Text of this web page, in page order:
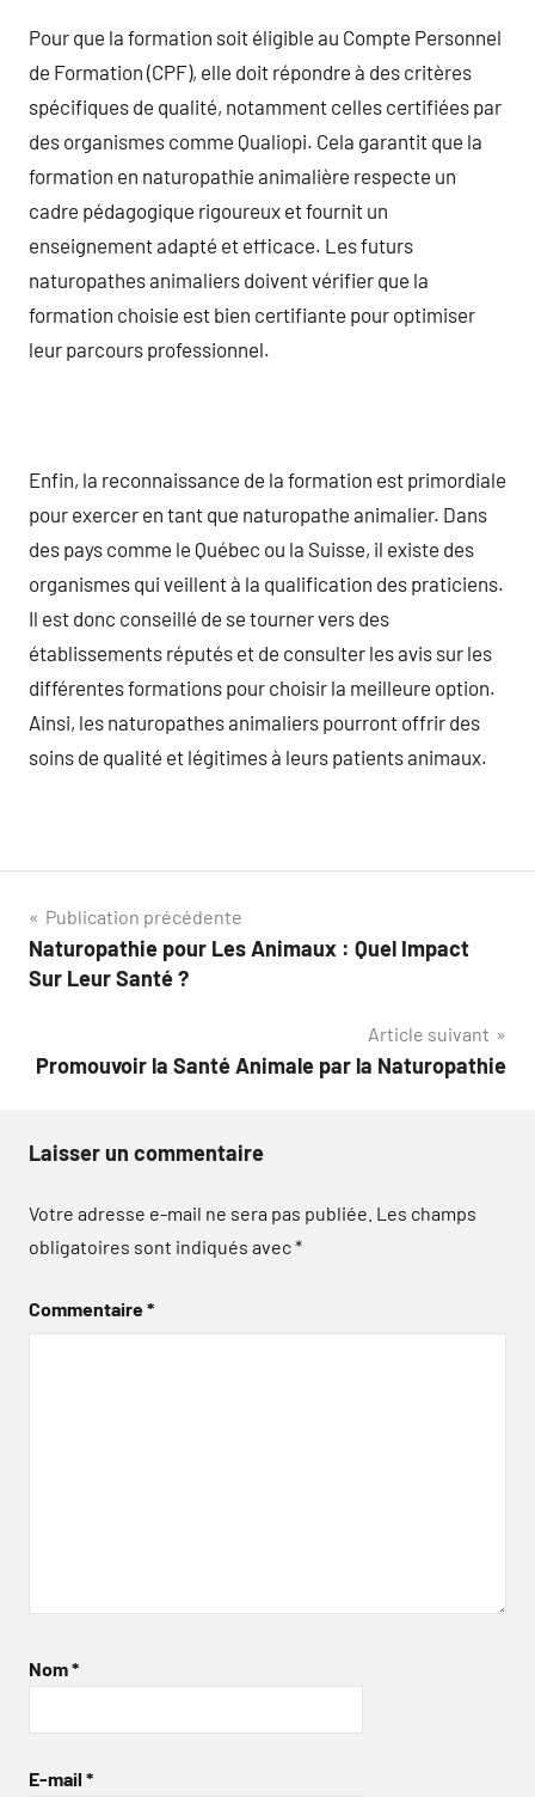
Pour que la formation soit éligible au Compte Personnel
de Formation (CPF), elle doit répondre à des critères
spécifiques de qualité, notamment celles certifiées par
des organismes comme Qualiopi. Cela garantit que la
formation en naturopathie animalière respecte un
cadre pédagogique rigoureux et fournit un
enseignement adapté et efficace. Les futurs
naturopathes animaliers doivent vérifier que la
formation choisie est bien certifiante pour optimiser
leur parcours professionnel.
Enfin, la reconnaissance de la formation est primordiale
pour exercer en tant que naturopathe animalier. Dans
des pays comme le Québec ou la Suisse, il existe des
organismes qui veillent à la qualification des praticiens.
Il est donc conseillé de se tourner vers des
établissements réputés et de consulter les avis sur les
différentes formations pour choisir la meilleure option.
Ainsi, les naturopathes animaliers pourront offrir des
soins de qualité et légitimes à leurs patients animaux.
Navigation
de
Publication précédente
Naturopathie pour Les Animaux : Quel Impact
Sur Leur Santé ?
Article suivant
Promouvoir la Santé Animale par la Naturopathie
Laisser un commentaire
Votre adresse e-mail ne sera pas publiée. Les champs
obligatoires sont indiqués avec*
Commentaire*
Nom*
E-mail *